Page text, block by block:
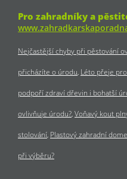
Pro zahradníky a
Nejčastější chyby při pěstování
přicházíte o úrodu Léto přeje
podpoří zdraví dřevin i bohatší
ovlivňuje úrodu? Voňavý kout
stolování Plastový zahradní
při výběru?